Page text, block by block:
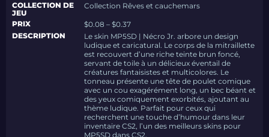
COLLECTION DE
JEU
Collection Rêves et cauchemars
PRIX
$0.08 – $0.37
DESCRIPTION
Le skin MP5SD | Nécro Jr. arbore un design
ludique et caricatural. Le corps de la mitraillette
est recouvert d’une riche teinte brun foncé,
servant de toile à un délicieux éventail de
créatures fantaisistes et multicolores. Le
tonneau présente une tête de poulet comique
avec un cou exagérément long, un bec béant et
des yeux comiquement exorbités, ajoutant au
thème ludique. Parfait pour ceux qui
recherchent une touche d’humour dans leur
inventaire CS2, l’un des meilleurs skins pour
MP5SD dans CS2.